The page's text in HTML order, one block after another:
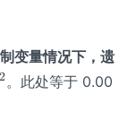
变量情况下，遗
。此处等于 0.00